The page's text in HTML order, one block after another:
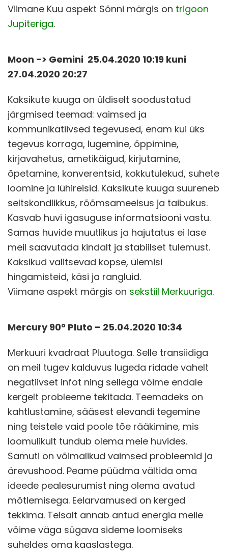
Viimane Kuu aspekt Sõnni märgis on trigoon
Jupiteriga.
Moon -> Gemini 25.04.2020 10:19 kuni
27.04.2020 20:27
Kaksikute kuuga on üldiselt soodustatud
järgmised teemad: vaimsed ja
kommunikatiivsed tegevused, enam kui üks
tegevus korraga, lugemine, õppimine,
kirjavahetus, ametikäigud, kirjutamine,
õpetamine, konverentsid, kokkutulekud, suhete
loomine ja lühireisid. Kaksikute kuuga suureneb
seltskondlikkus, rõõmsameelsus ja taibukus.
Kasvab huvi igasuguse informatsiooni vastu.
Samas huvide muutlikus ja hajutatus ei lase
meil saavutada kindalt ja stabiilset tulemust.
Kaksikud valitsevad kopse, ülemisi
hingamisteid, käsi ja rangluid.
Viimane aspekt märgis on sekstiil Merkuuriga.
Mercury 90° Pluto – 25.04.2020 10:34
Merkuuri kvadraat Pluutoga. Selle transiidiga
on meil tugev kalduvus lugeda ridade vahelt
negatiivset infot ning sellega võime endale
kergelt probleeme tekitada. Teemadeks on
kahtlustamine, sääsest elevandi tegemine
ning teistele vaid poole tõe rääkimine, mis
loomulikult tundub olema meie huvides.
Samuti on võimalikud vaimsed probleemid ja
ärevushood. Peame püüdma vältida oma
ideede pealesurumist ning olema avatud
mõtlemisega. Eelarvamused on kerged
tekkima. Teisalt annab antud energia meile
võime väga sügava sideme loomiseks
suheldes oma kaaslastega.